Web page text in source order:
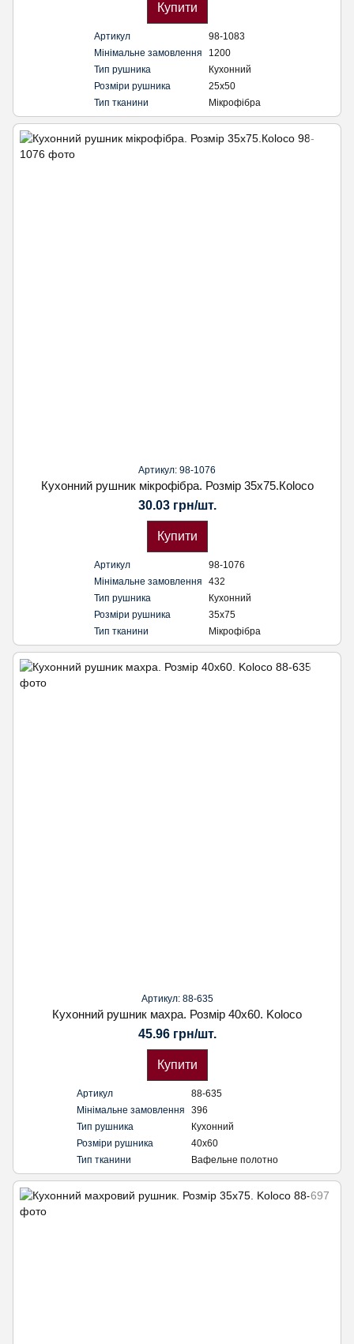
Купити
Артикул
98-1083
Мінімальне замовлення
1200
Тип рушника
Кухонний
Розміри рушника
25х50
Тип тканини
Мікрофібра
Артикул: 98-1076
Кухонний рушник мікрофібра. Розмір 35х75.Кoloco
30.03 грн/шт.
Купити
Артикул
98-1076
Мінімальне замовлення
432
Тип рушника
Кухонний
Розміри рушника
35х75
Тип тканини
Мікрофібра
Артикул: 88-635
Кухонний рушник махра. Розмір 40х60. Koloco
45.96 грн/шт.
Купити
Артикул
88-635
Мінімальне замовлення
396
Тип рушника
Кухонний
Розміри рушника
40х60
Тип тканини
Вафельне полотно